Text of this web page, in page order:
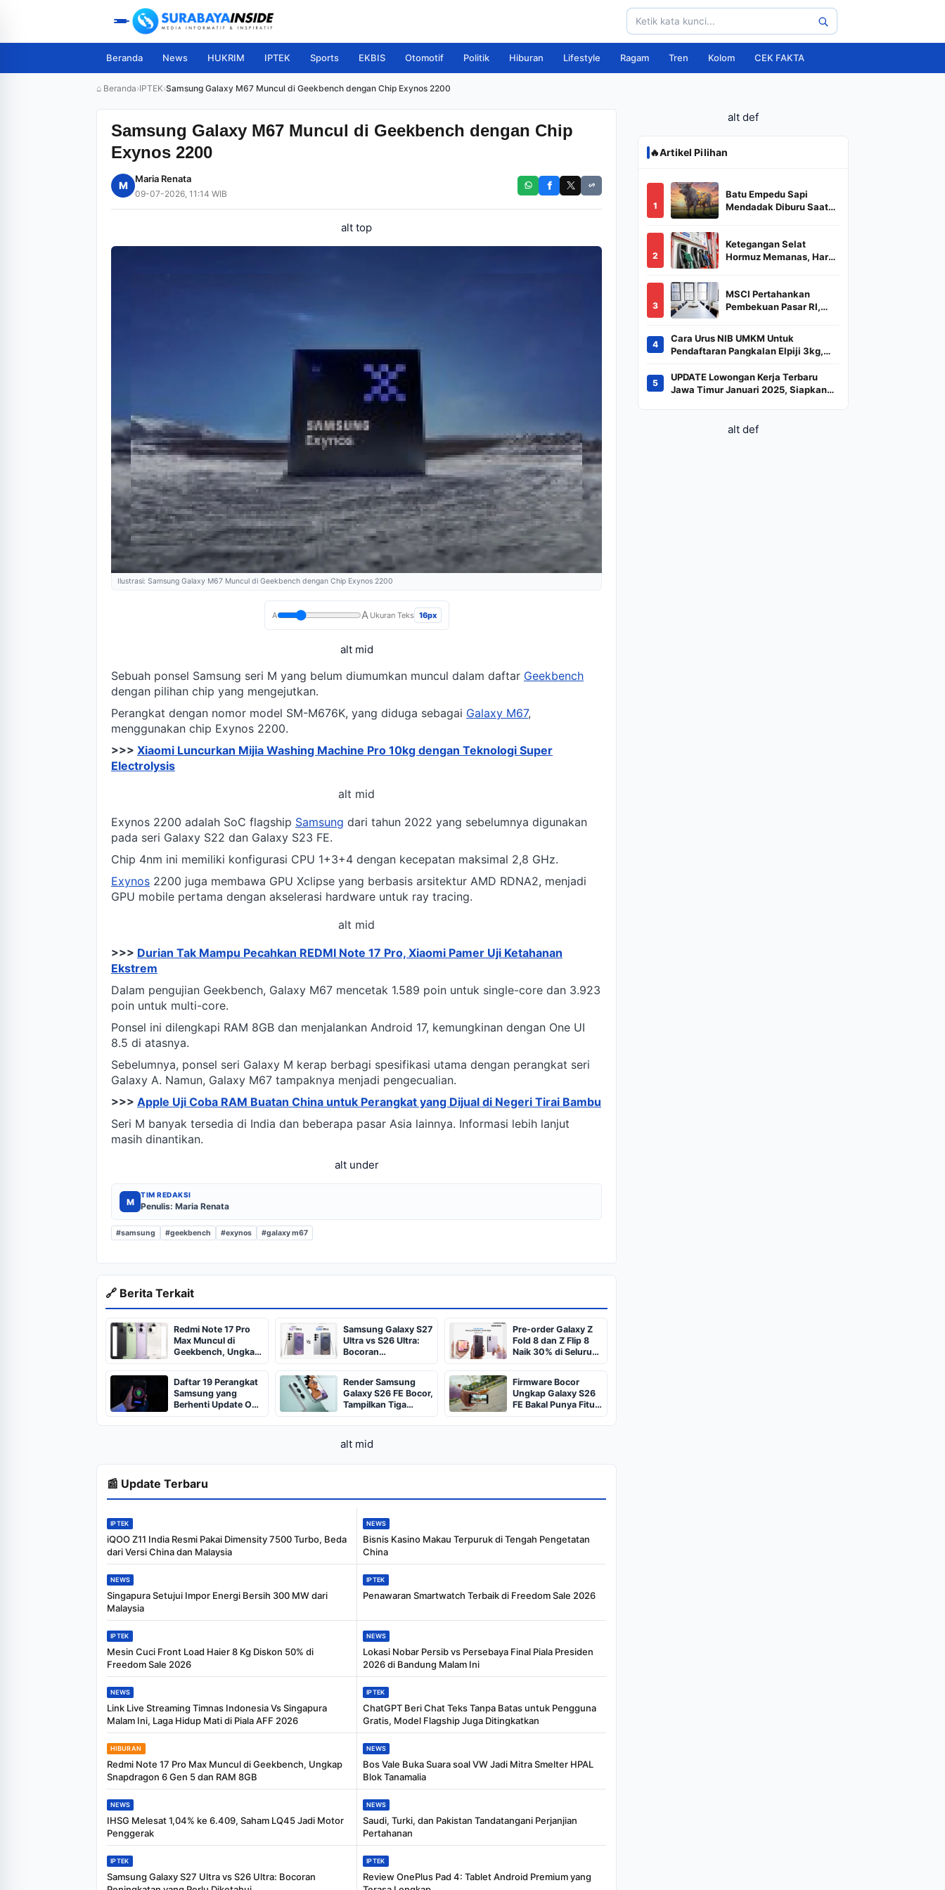
Beranda News HUKRIM IPTEK Sports EKBIS Otomotif Politik Hiburan Lifestyle Ragam Tren Kolom CEK FAKTA
⌂ Beranda›IPTEK›Samsung Galaxy M67 Muncul di Geekbench dengan Chip Exynos 2200
Samsung Galaxy M67 Muncul di Geekbench dengan Chip
Exynos 2200
M
Maria Renata
09-07-2026, 11:14 WIB
alt top
Ilustrasi: Samsung Galaxy M67 Muncul di Geekbench dengan Chip Exynos 2200
A A Ukuran Teks 16px
alt mid
Sebuah ponsel Samsung seri M yang belum diumumkan muncul dalam daftar Geekbench
dengan pilihan chip yang mengejutkan.
Perangkat dengan nomor model SM-M676K, yang diduga sebagai Galaxy M67,
menggunakan chip Exynos 2200.
>>> Xiaomi Luncurkan Mijia Washing Machine Pro 10kg dengan Teknologi Super
Electrolysis
alt mid
Exynos 2200 adalah SoC flagship Samsung dari tahun 2022 yang sebelumnya digunakan
pada seri Galaxy S22 dan Galaxy S23 FE.
Chip 4nm ini memiliki konfigurasi CPU 1+3+4 dengan kecepatan maksimal 2,8 GHz.
Exynos 2200 juga membawa GPU Xclipse yang berbasis arsitektur AMD RDNA2, menjadi
GPU mobile pertama dengan akselerasi hardware untuk ray tracing.
alt mid
>>> Durian Tak Mampu Pecahkan REDMI Note 17 Pro, Xiaomi Pamer Uji Ketahanan
Ekstrem
Dalam pengujian Geekbench, Galaxy M67 mencetak 1.589 poin untuk single-core dan 3.923
poin untuk multi-core.
Ponsel ini dilengkapi RAM 8GB dan menjalankan Android 17, kemungkinan dengan One UI
8.5 di atasnya.
Sebelumnya, ponsel seri Galaxy M kerap berbagi spesifikasi utama dengan perangkat seri
Galaxy A. Namun, Galaxy M67 tampaknya menjadi pengecualian.
>>> Apple Uji Coba RAM Buatan China untuk Perangkat yang Dijual di Negeri Tirai Bambu
Seri M banyak tersedia di India dan beberapa pasar Asia lainnya. Informasi lebih lanjut
masih dinantikan.
alt under
M
TIM REDAKSI
Penulis: Maria Renata
#samsung #geekbench #exynos #galaxy m67
🔗 Berita Terkait
Redmi Note 17 Pro
Max Muncul di
Geekbench, Ungkap
Snapdragon 6 Gen 5
dan RAM 8GB
Samsung Galaxy S27
Ultra vs S26 Ultra:
Bocoran
Peningkatan yang
Perlu Diketahui
Pre-order Galaxy Z
Fold 8 dan Z Flip 8
Naik 30% di Seluruh
Dunia
Daftar 19 Perangkat
Samsung yang
Berhenti Update OS
Setelah Android 17
Render Samsung
Galaxy S26 FE Bocor,
Tampilkan Tiga
Pilihan Warna
Firmware Bocor
Ungkap Galaxy S26
FE Bakal Punya Fitur
Horizontal Lock
alt mid
📰 Update Terbaru
IPTEK
iQOO Z11 India Resmi Pakai Dimensity 7500 Turbo, Beda
dari Versi China dan Malaysia
NEWS
Bisnis Kasino Makau Terpuruk di Tengah Pengetatan
China
NEWS
Singapura Setujui Impor Energi Bersih 300 MW dari
Malaysia
IPTEK
Penawaran Smartwatch Terbaik di Freedom Sale 2026
IPTEK
Mesin Cuci Front Load Haier 8 Kg Diskon 50% di
Freedom Sale 2026
NEWS
Lokasi Nobar Persib vs Persebaya Final Piala Presiden
2026 di Bandung Malam Ini
NEWS
Link Live Streaming Timnas Indonesia Vs Singapura
Malam Ini, Laga Hidup Mati di Piala AFF 2026
IPTEK
ChatGPT Beri Chat Teks Tanpa Batas untuk Pengguna
Gratis, Model Flagship Juga Ditingkatkan
HIBURAN
Redmi Note 17 Pro Max Muncul di Geekbench, Ungkap
Snapdragon 6 Gen 5 dan RAM 8GB
NEWS
Bos Vale Buka Suara soal VW Jadi Mitra Smelter HPAL
Blok Tanamalia
NEWS
IHSG Melesat 1,04% ke 6.409, Saham LQ45 Jadi Motor
Penggerak
NEWS
Saudi, Turki, dan Pakistan Tandatangani Perjanjian
Pertahanan
IPTEK
Samsung Galaxy S27 Ultra vs S26 Ultra: Bocoran
IPTEK
Review OnePlus Pad 4: Tablet Android Premium yang
alt def
🔥Artikel Pilihan
1
Batu Empedu Sapi
Mendadak Diburu Saat
Puluhan Juta
2
Ketegangan Selat
Hormuz Memanas, Harga
3
MSCI Pertahankan
Pembekuan Pasar RI,
Indeks
4
Cara Urus NIB UMKM Untuk
Pendaftaran Pangkalan Elpiji 3kg,
Kilogram
5
UPDATE Lowongan Kerja Terbaru
Jawa Timur Januari 2025, Siapkan
alt def